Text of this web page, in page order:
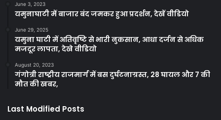
June 3, 2023
यमुनाघाटी में बाजार बंद जमकर हुआ प्रदर्शन, देखें वीडियो
June 29, 2025
यमुना घाटी में अतिवृष्टि से भारी नुकसान, आधा दर्जन से अधिक
मजदूर लापता, देखे वीडियो
August 20, 2023
गंगोत्री राष्ट्रीय राजमार्ग में बस दुर्घटनाग्रस्त, 28 घायल और 7 की
मौत की खबर,
Last Modified Posts